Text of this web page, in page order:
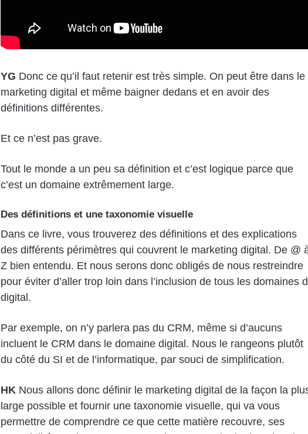
YG Donc ce qu’il faut retenir est très simple. On peut être dans le
marketing digital et même baigner dedans et en avoir des
définitions différentes.
Et ce n’est pas grave.
Tout le monde a un peu sa définition et c’est logique parce que
c’est un domaine extrêmement large.
Des définitions et une taxonomie visuelle
Dans ce livre, vous trouverez des définitions et des explications
des différents périmètres qui couvrent le marketing digital. De @
Z bien entendu. Et nous serons donc obligés de nous restreindre
pour éviter d’aller trop loin dans l’inclusion de tous les domaines
digital.
Par exemple, on n’y parlera pas du CRM, même si d’aucuns
incluent le CRM dans le domaine digital. Nous le rangeons plutôt
du côté du SI et de l’informatique, par souci de simplification.
HK Nous allons donc définir le marketing digital de la façon la
large possible et fournir une taxonomie visuelle, qui va vous
permettre de comprendre ce que cette matière recouvre, ses